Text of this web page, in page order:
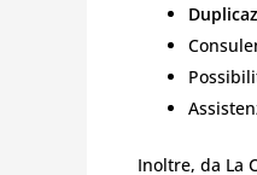
Inoltre, da La